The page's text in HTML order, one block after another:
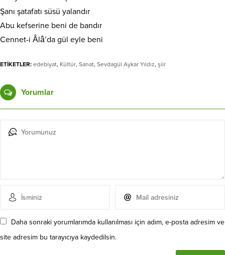
Şanı şatafatı süsü yalandır
Abu kefserine beni de bandır
Cennet-i Âlâ’da gül eyle beni
ETİKETLER: edebiyat, Kültür, Sanat, Sevdagül Aykar Yıldız, şiir
Yorumlar
Daha sonraki yorumlarımda kullanılması için adım, e-posta adresim ve
site adresim bu tarayıcıya kaydedilsin.